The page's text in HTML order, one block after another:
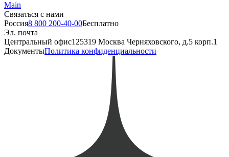
Main
Связаться с нами
Россия8 800 200-40-00Бесплатно
Эл. почта
Центральный офис125319 Москва Черняховского, д.5 корп.1
ДокументыПолитика конфиденциальности